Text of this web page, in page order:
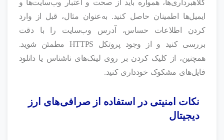
کلاهبرداری‌ها، همواره باید از صحت و اعتبار وب‌سایت‌ها و
ایمیل‌ها اطمینان حاصل کنید. به‌عنوان مثال، قبل از وارد
کردن اطلاعات حساس، آدرس وب‌سایت را با دقت
بررسی کنید و از وجود پروتکل HTTPS مطمئن شوید.
همچنین، از کلیک کردن بر روی لینک‌های ناشناس یا دانلود
فایل‌های مشکوک خودداری کنید.
نکات امنیتی در استفاده از صرافی‌های ارز
دیجیتال